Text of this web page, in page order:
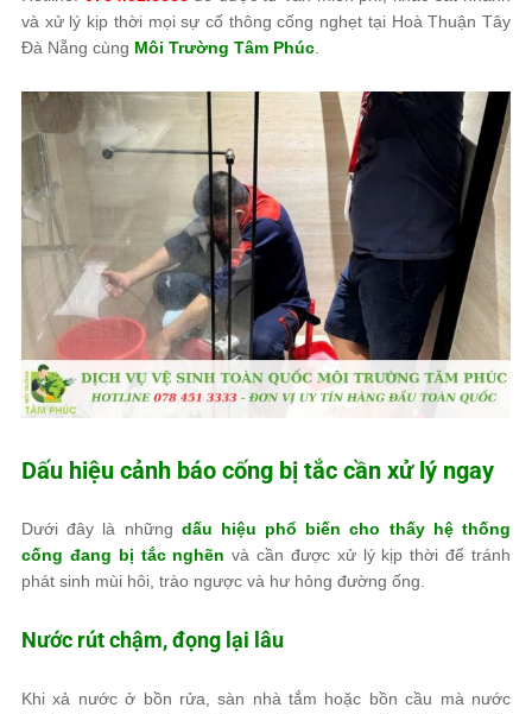
và xử lý kịp thời mọi sự cố thông cống nghẹt tại Hoà Thuận Tây
Đà Nẵng cùng Môi Trường Tâm Phúc
Dấu hiệu cảnh báo cống bị tắc cần xử lý ngay
Dưới đây là những dấu hiệu phổ biến cho thấy hệ thống
cống đang bị tắc nghẽn và cần được xử lý kịp thời để tránh
phát sinh mùi hôi, trào ngược và hư hỏng đường ống.
Nước rút chậm, đọng lại lâu
Khi xả nước ở bồn rửa, sàn nhà tắm hoặc bồn cầu mà nước